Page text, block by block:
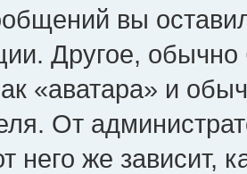
вы
Другое,
«аватара» и
От
него же зависит,